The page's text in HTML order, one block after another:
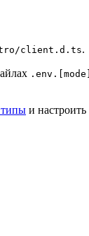
client.d.ts.
.env.[mode]
типы и настроить